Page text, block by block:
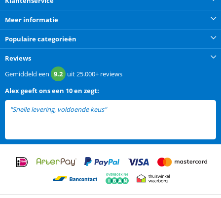
Meer informatie
Populaire categorieën
Reviews
Gemiddeld een 9.2 uit25.000+ reviews
Alexgeeft ons een 10 en zegt:
"Snelle levering, voldoende keus"